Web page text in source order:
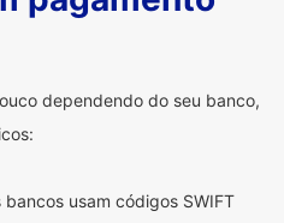
dependendo do seu banco,
usam códigos SWIFT